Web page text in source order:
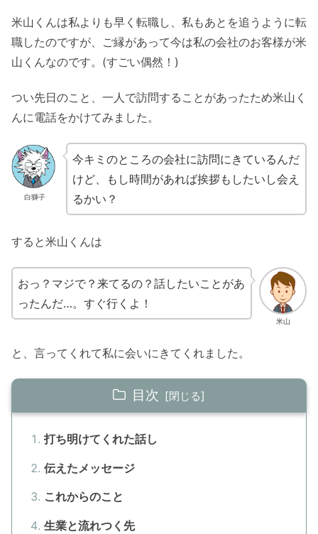
米山くんは私よりも早く転職し、私もあとを追うように転
職したのですが、ご縁があって今は私の会社のお客様が米
山くんなのです。(すごい偶然！)
つい先日のこと、一人で訪問することがあったため米山く
んに電話をかけてみました。
白獅子
今キミのところの会社に訪問にきているんだ
けど、もし時間があれば挨拶もしたいし会え
るかい？
すると米山くんは
米山
おっ？マジで？来てるの？話したいことがあ
ったんだ…。すぐ行くよ！
と、言ってくれて私に会いにきてくれました。
目次
打ち明けてくれた話し
伝えたメッセージ
これからのこと
生業と流れつく先